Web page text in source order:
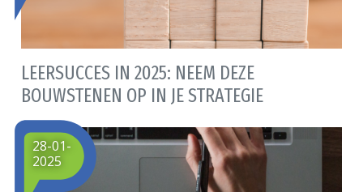
LEERSUCCES IN 2025: NEEM DEZE
BOUWSTENEN OP IN JE STRATEGIE
28-01-
2025